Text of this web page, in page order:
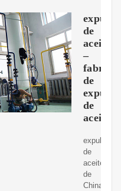
de
aceite
–
de
de
aceite
expulsor
de
aceite
de
China